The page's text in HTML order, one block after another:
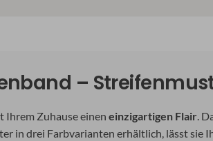
–
Ihrem Zuhause einen einzigartigen Flair.
in drei Farbvarianten erhältlich, lässt sie